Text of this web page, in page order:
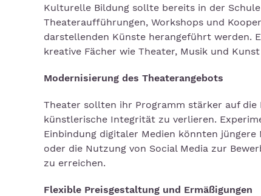
Kulturelle Bildung sollte bereits in der
Theateraufführungen, Workshops und
darstellenden Künste herangeführt werden.
kreative Fächer wie Theater, Musik und
Modernisierung des Theaterangebots
Theater sollten ihr Programm stärker auf
künstlerische Integrität zu verlieren.
Einbindung digitaler Medien könnten
oder die Nutzung von Social Media zur
zu erreichen.
Flexible Preisgestaltung und Ermäßigungen